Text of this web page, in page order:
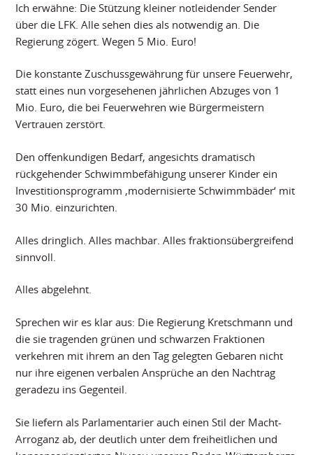
Ich erwähne: Die Stützung kleiner notleidender Sender
über die LFK. Alle sehen dies als notwendig an. Die
Regierung zögert. Wegen 5 Mio. Euro!
Die konstante Zuschussgewährung für unsere Feuerwehr,
statt eines nun vorgesehenen jährlichen Abzuges von 1
Mio. Euro, die bei Feuerwehren wie Bürgermeistern
Vertrauen zerstört.
Den offenkundigen Bedarf, angesichts dramatisch
rückgehender Schwimmbefähigung unserer Kinder ein
Investitionsprogramm ‚modernisierte Schwimmbäder‘ mit
30 Mio. einzurichten.
Alles dringlich. Alles machbar. Alles fraktionsübergreifend
sinnvoll.
Alles abgelehnt.
Sprechen wir es klar aus: Die Regierung Kretschmann und
die sie tragenden grünen und schwarzen Fraktionen
verkehren mit ihrem an den Tag gelegten Gebaren nicht
nur ihre eigenen verbalen Ansprüche an den Nachtrag
geradezu ins Gegenteil.
Sie liefern als Parlamentarier auch einen Stil der Macht-
Arroganz ab, der deutlich unter dem freiheitlichen und